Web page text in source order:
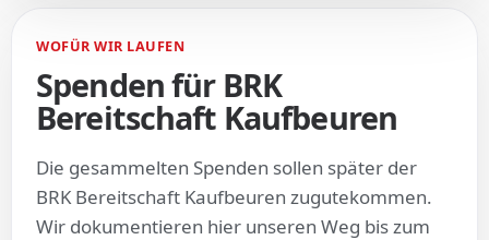
WOFÜR WIR LAUFEN
Spenden für BRK
Bereitschaft Kaufbeuren
Die gesammelten Spenden sollen später der
BRK Bereitschaft Kaufbeuren zugutekommen.
Wir dokumentieren hier unseren Weg bis zum